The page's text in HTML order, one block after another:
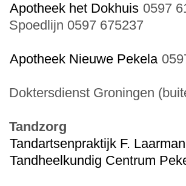
Apotheek het Dokhuis 0597
Spoedlijn 0597 675237
Apotheek Nieuwe Pekela
Doktersdienst Groningen
Tandzorg
Tandartsenpraktijk F. Laarman
Tandheelkundig Centrum